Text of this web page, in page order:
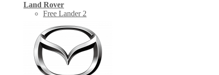
Land Rover
Free Lander 2